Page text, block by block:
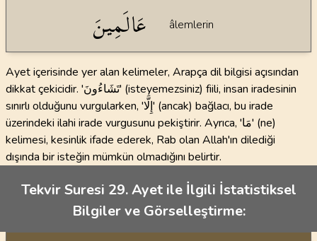
عَالَمِينَ âlemlerin
Ayet içerisinde yer alan kelimeler, Arapça dil bilgisi açısından
dikkat çekicidir. 'تَشَاءُونَ' (isteyemezsiniz) fiili, insan iradesinin
sınırlı olduğunu vurgularken, 'إِلَّا' (ancak) bağlacı, bu irade
üzerindeki ilahi irade vurgusunu pekiştirir. Ayrıca, 'مَا' (ne)
kelimesi, kesinlik ifade ederek, Rab olan Allah'ın dilediği
dışında bir isteğin mümkün olmadığını belirtir.
Tekvir Suresi 29. Ayet ile İlgili İstatistiksel
Bilgiler ve Görselleştirme: